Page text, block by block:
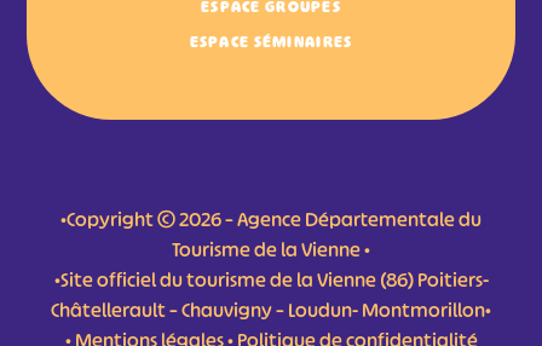
ESPACE GROUPES
ESPACE SÉMINAIRES
•Copyright © 2026 – Agence Départementale du
Tourisme de la Vienne •
•Site officiel du tourisme de la Vienne (86) Poitiers-
Châtellerault – Chauvigny – Loudun- Montmorillon•
•Mentions légales•Politique de confidentialité